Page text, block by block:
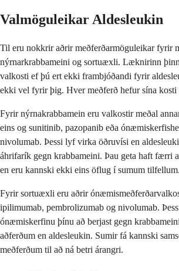
Valmöguleikar Aldesleukin
Til eru nokkrir aðrir meðferðarmöguleikar fyrir
nýrnarkrabbameini og sortuæxli. Læknirinn
valkosti ef þú ert ekki frambjóðandi fyrir
ekki vel fyrir þig. Hver meðferð hefur sína kosti
Fyrir nýrnakrabbamein eru valkostir meðal
eins og sunitinib, pazopanib eða
nivolumab. Þessi lyf virka öðruvísi en
áhrifarík gegn krabbameini. Þau geta haft færri
en eru kannski ekki eins öflug í sumum tilfellum.
Fyrir sortuæxli eru aðrir
ipilimumab, pembrolizumab og nivolumab.
ónæmiskerfinu þínu að berjast gegn
aðferðum en aldesleukin. Sumir fá kannski
meðferðum til að ná betri árangri.